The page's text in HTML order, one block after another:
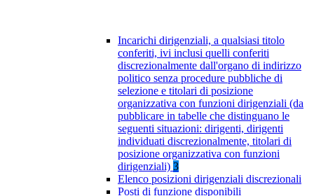
Incarichi dirigenziali, a qualsiasi titolo
conferiti, ivi inclusi quelli conferiti
discrezionalmente dall'organo di indirizzo
politico senza procedure pubbliche di
selezione e titolari di posizione
organizzativa con funzioni dirigenziali (da
pubblicare in tabelle che distinguano le
seguenti situazioni: dirigenti, dirigenti
individuati discrezionalmente, titolari di
posizione organizzativa con funzioni
dirigenziali) 3
Elenco posizioni dirigenziali discrezionali
Posti di funzione disponibili